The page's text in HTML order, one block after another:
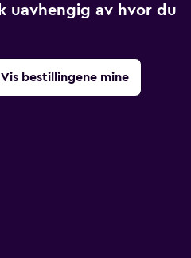
uavhengig av hvor du
Vis bestillingene mine